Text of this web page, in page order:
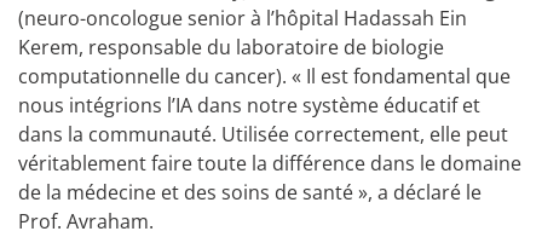
(neuro-oncologue senior à l’hôpital Hadassah Ein
Kerem, responsable du laboratoire de biologie
computationnelle du cancer). « Il est fondamental que
nous intégrions l’IA dans notre système éducatif et
dans la communauté. Utilisée correctement, elle peut
véritablement faire toute la différence dans le domaine
de la médecine et des soins de santé », a déclaré le
Prof. Avraham.